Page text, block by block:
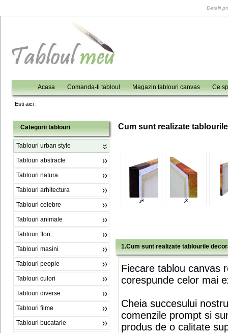
Detalii
Acasa Comanda-ti tabloul Magazin tablouri canvas Ce
Esti aici :
Categorii tablouri
Tablouri urban style
Tablouri abstracte
Tablouri natura
Tablouri arhitectura
Tablouri celebre
Tablouri animale
Tablouri flori
Tablouri masini
Tablouri people
Tablouri culori
Tablouri diverse
Tablouri filme
Tablouri bucatarie
Cum sunt realizate
1.Cum sunt realizate tablourile
Fiecare tablou canvas
corespunde celor mai
Cheia succesului
comenzile prompt si
produs de o calitate